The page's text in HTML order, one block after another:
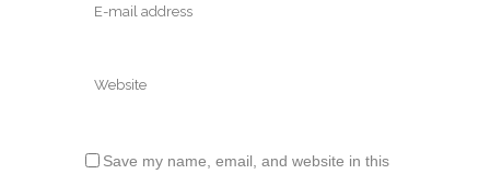
Save my name, email, and website in this